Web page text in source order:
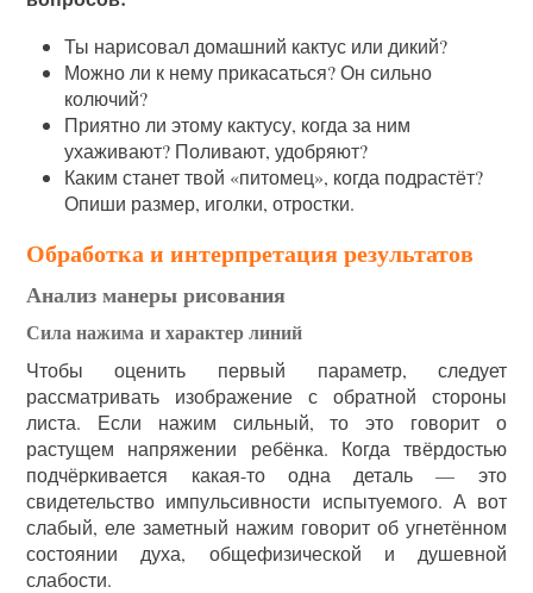
Ты нарисовал домашний кактус или дикий?
Можно ли к нему прикасаться? Он сильно
колючий?
Приятно ли этому кактусу, когда за ним
ухаживают? Поливают, удобряют?
Каким станет твой «питомец», когда подрастёт?
Опиши размер, иголки, отростки.
Обработка и интерпретация результатов
Анализ манеры рисования
Сила нажима и характер линий
Чтобы оценить первый параметр, следует
рассматривать изображение с обратной стороны
листа. Если нажим сильный, то это говорит о
растущем напряжении ребёнка. Когда твёрдостью
подчёркивается какая-то одна деталь — это
свидетельство импульсивности испытуемого. А вот
слабый, еле заметный нажим говорит об угнетённом
состоянии духа, общефизической и душевной
слабости.